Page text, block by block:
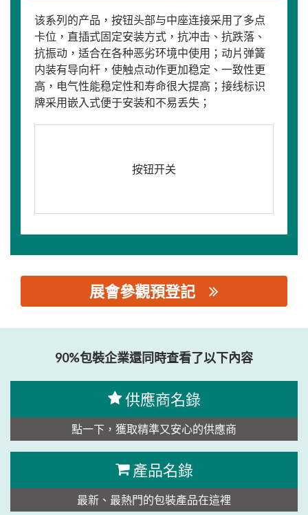
该系列的产品，按钮头部与中座连接采用了多点
卡位，直插式固定安装方式，抗冲击、抗跌落、
抗振动，适合在各种恶劣环境中使用；动片弹簧
内装有导向杆，使触点动作更加稳定、一致性更
高，电气性能稳定性和寿命很大提高；接线标识
牌采用嵌入式便于安装和不易丢失；
按钮开关
展會參觀預登記
90%包裝企業還同時查看了以下內容
供應商名錄
點一下，獲取精準又安心的供應商
產品名錄
最新、最熱門的包裝產品在這裡